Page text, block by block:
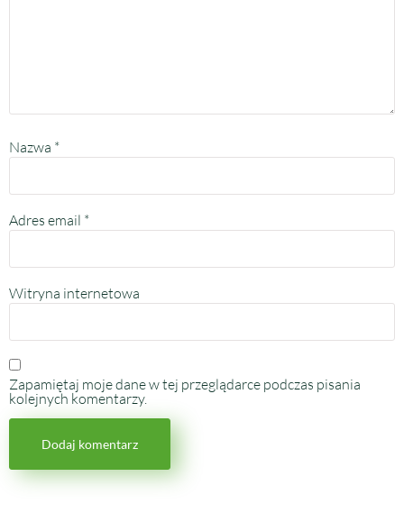
Nazwa *
Adres email *
Witryna internetowa
Zapamiętaj moje dane w tej przeglądarce podczas pisania
kolejnych komentarzy.